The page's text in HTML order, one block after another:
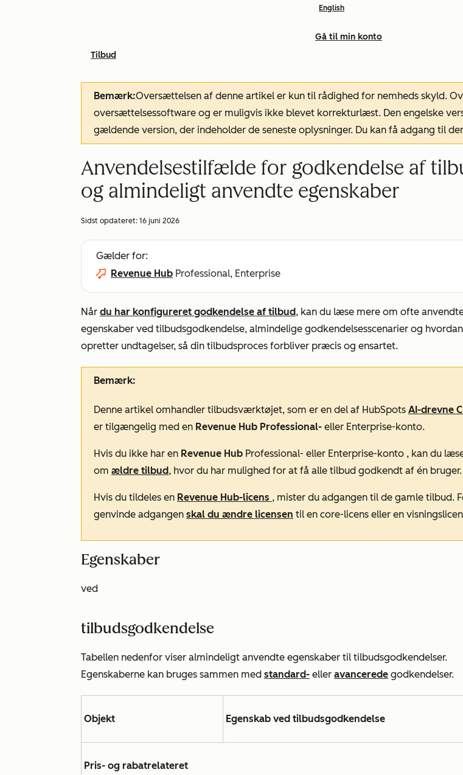
English
Gå til min konto
Tilbud
Bemærk:Oversættelsen af denne artikel er kun til rådighed for nemheds skyld.
oversættelsessoftware og er muligvis ikke blevet korrekturlæst. Den engelske
gældende version, der indeholder de seneste oplysninger. Du kan få adgang til
Anvendelsestilfælde for godkendelse af
og almindeligt anvendte egenskaber
Sidst opdateret: 16 juni 2026
Gælder for:
Revenue Hub Professional, Enterprise
Når du har konfigureret godkendelse af tilbud, kan du læse mere om ofte
egenskaber ved tilbudsgodkendelse, almindelige godkendelsesscenarier og
opretter undtagelser, så din tilbudsproces forbliver præcis og ensartet.
Bemærk:
Denne artikel omhandler tilbudsværktøjet, som er en del af HubSpots AI-drevne
er tilgængelig med en Revenue Hub Professional- eller Enterprise-konto.
Hvis du ikke har en Revenue Hub Professional- eller Enterprise-konto , kan du
om ældre tilbud, hvor du har mulighed for at få alle tilbud godkendt af én bruger.
Hvis du tildeles en Revenue Hub-licens , mister du adgangen til de gamle tilbud.
genvinde adgangen skal du ændre licensen til en core-licens eller en
Egenskaber
ved
tilbudsgodkendelse
Tabellen nedenfor viser almindeligt anvendte egenskaber til tilbudsgodkendelser.
Egenskaberne kan bruges sammen med standard- eller avancerede godkendelser.
Objekt Egenskab ved tilbudsgodkendelse
Pris- og rabatrelateret